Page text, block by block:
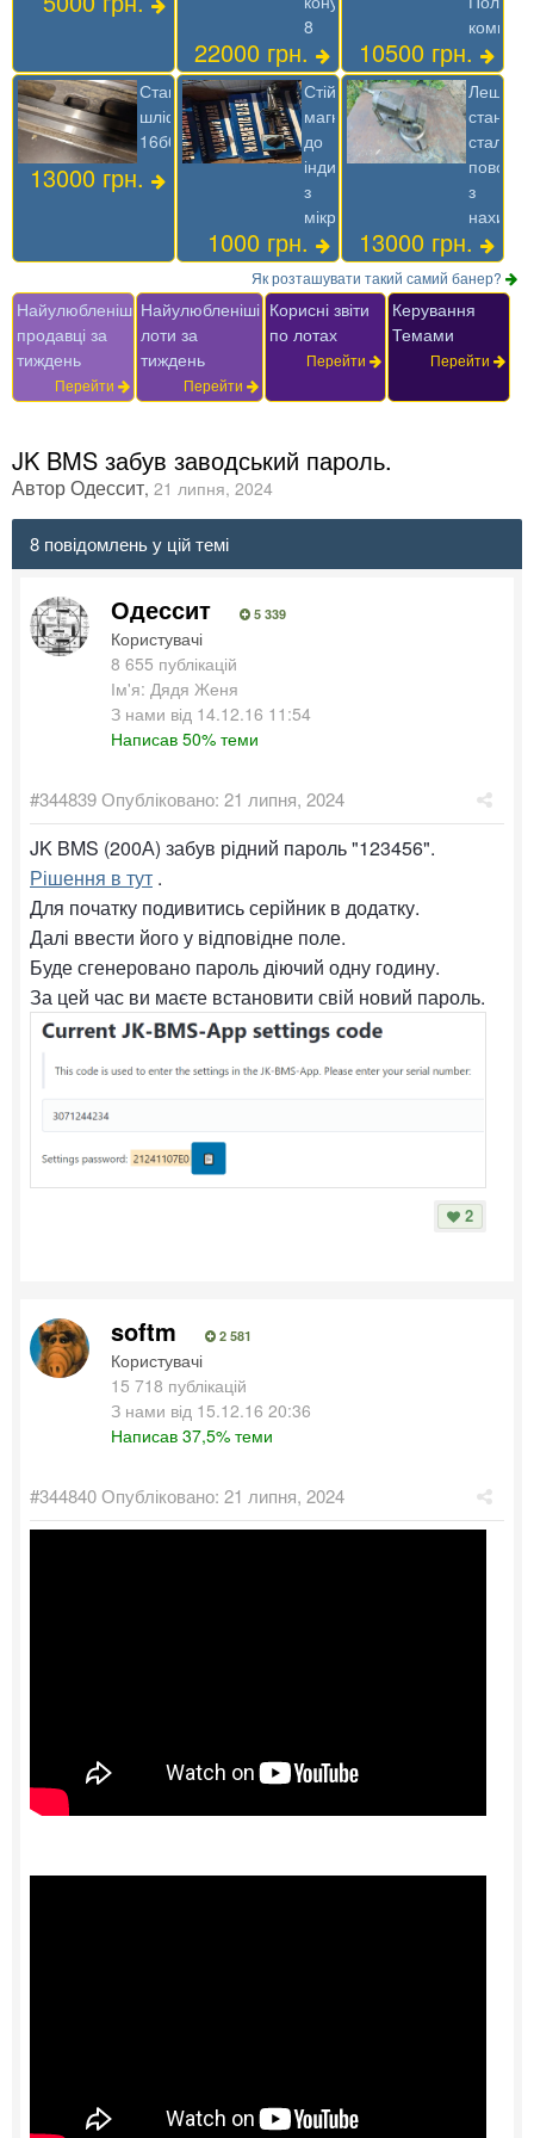
8
22000 грн. 10500 грн.
Станина
шліфована
16б05п
13000 грн.
Стійка
магнітна
до
індикатору
з
мікроподачей
1000 грн.
Лещата
станочні
сталеві
з
13000 грн.
Як розташувати такий самий банер?
Найулюбленіші
продавці за
тиждень
Перейти
Найулюбленіші
лоти за
тиждень
Перейти
Корисні звіти
по лотах
Перейти
Керування
Темами
Перейти
JK BMS забув заводський пароль.
АвторОдессит, 21 липня, 2024
8 повідомлень у цій темі
Одессит 5 339
Користувачі
8 655 публікацій
Ім'я: Дядя Женя
З нами від 14.12.16 11:54
Написав 50% теми
#344839Опубліковано: 21 липня, 2024
JK BMS (200А) забув рідний пароль "123456".
Рішення в тут .
Для початку подивитись серійник в додатку.
Далі ввести його у відповідне поле.
Буде сгенеровано пароль діючий одну годину.
За цей час ви маєте встановити свій новий пароль.
2
softm 2 581
Користувачі
15 718 публікацій
З нами від 15.12.16 20:36
Написав 37,5% теми
#344840Опубліковано: 21 липня, 2024